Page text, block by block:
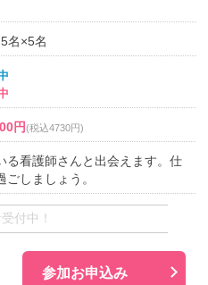
名×5名
円(税込4730円)
る看護師さんと出会えます。仕
しましょう。
付中！
参加お申込み